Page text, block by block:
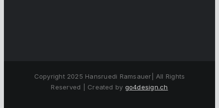
Copyright 2025 Hansruedi Ramsauer| All Rights
Reserved | Created by go4design.ch